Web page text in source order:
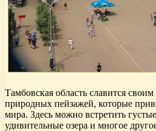
Тамбовская область славится
природных пейзажей, которые
мира. Здесь можно встретить
удивительные озера и многое